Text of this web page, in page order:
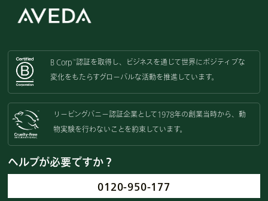
B Corp ™認証を取得し、
ビジネスを通じて世界にポジティブな
変化をもたらすグローバルな活動を推進しています。
リーピングバニー認証企業として 1978年の創業当時から、動
物実験を行わないことを約束しています。
ヘルプが必要ですか？
0120-950-177